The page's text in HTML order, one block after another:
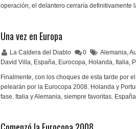
operación, el delantero cerraría definitivamente
Una vez en Europa
La Caldera del Diablo 0 Alemania,
David Villa, España, Eurocopa, Holanda, Italia,
Finalmente, con los choques de esta tarde por
pelearán por la Eurocopa 2008. Holanda y
fase. Italia y Alemania, siempre favoritas.